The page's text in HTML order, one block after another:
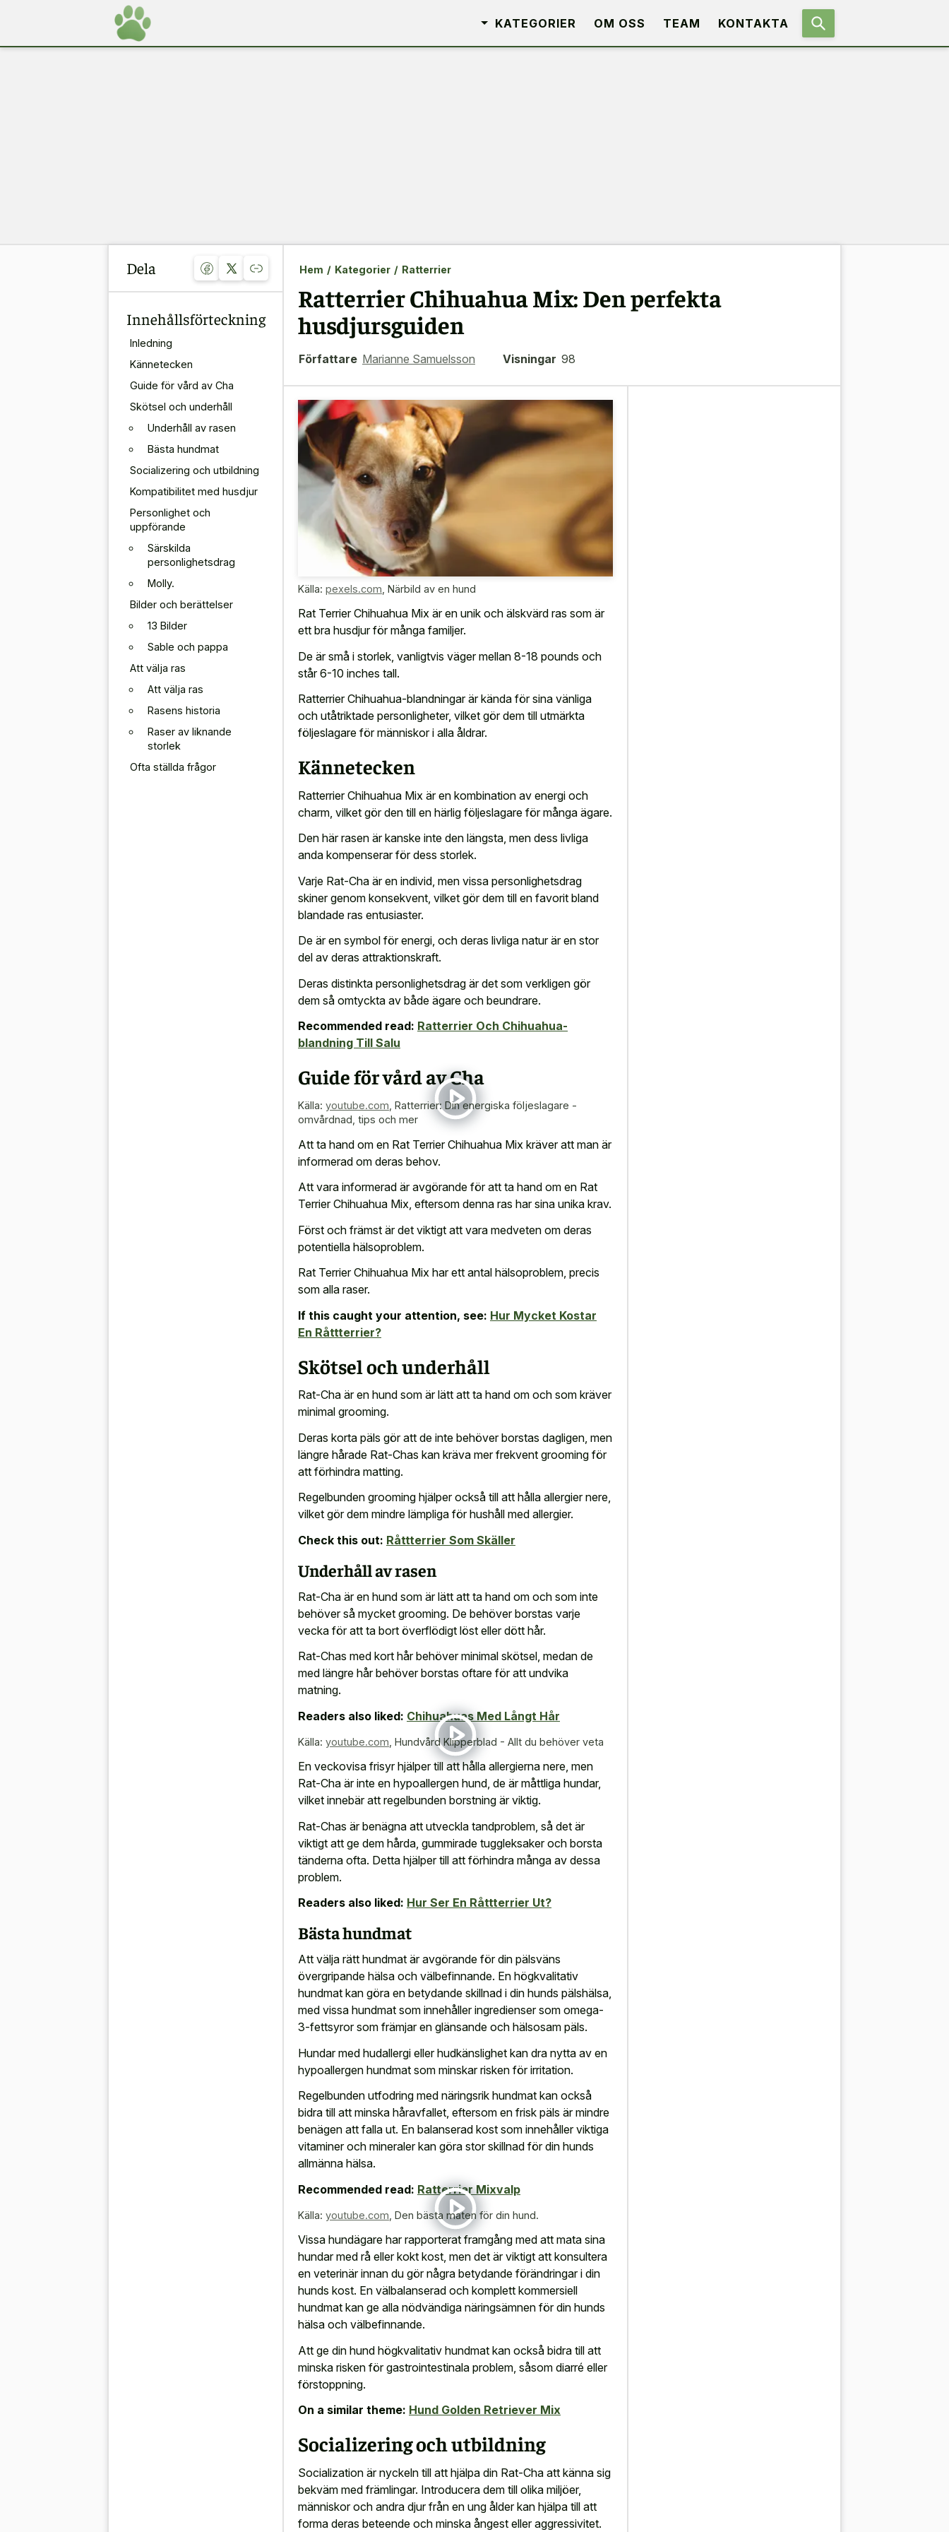
KATEGORIER OM OSS TEAM KONTAKTA
Dela
Innehållsförteckning
Inledning
Kännetecken
Guide för vård av Cha
Skötsel och underhåll
Underhåll av rasen
Bästa hundmat
Socializering och utbildning
Kompatibilitet med husdjur
Personlighet och
uppförande
Särskilda
personlighetsdrag
Molly.
Bilder och berättelser
13 Bilder
Sable och pappa
Att välja ras
Att välja ras
Rasens historia
Raser av liknande
storlek
Ofta ställda frågor
Hem / Kategorier / Ratterrier
Ratterrier Chihuahua Mix: Den perfekta
husdjursguiden
Författare Marianne Samuelsson Visningar 98
Källa: pexels.com Närbild av en hund
Rat Terrier Chihuahua Mix är en unik och älskvärd ras som är
ett bra husdjur för många familjer.
De är små i storlek, vanligtvis väger mellan 8-18 pounds och
står 6-10 inches tall.
Ratterrier Chihuahua-blandningar är kända för sina vänliga
och utåtriktade personligheter, vilket gör dem till utmärkta
följeslagare för människor i alla åldrar.
Kännetecken
Ratterrier Chihuahua Mix är en kombination av energi och
charm, vilket gör den till en härlig följeslagare för många ägare.
Den här rasen är kanske inte den längsta, men dess livliga
anda kompenserar för dess storlek.
Varje Rat-Cha är en individ, men vissa personlighetsdrag
skiner genom konsekvent, vilket gör dem till en favorit bland
blandade ras entusiaster.
De är en symbol för energi, och deras livliga natur är en stor
del av deras attraktionskraft.
Deras distinkta personlighetsdrag är det som verkligen gör
dem så omtyckta av både ägare och beundrare.
Recommended read: Ratterrier Och Chihuahua-
blandning Till Salu
Guide för vård av Cha
Källa: youtube.com Ratterrier: Din energiska följeslagare -
omvårdnad, tips och mer
Att ta hand om en Rat Terrier Chihuahua Mix kräver att man är
informerad om deras behov.
Att vara informerad är avgörande för att ta hand om en Rat
Terrier Chihuahua Mix, eftersom denna ras har sina unika krav.
Först och främst är det viktigt att vara medveten om deras
potentiella hälsoproblem.
Rat Terrier Chihuahua Mix har ett antal hälsoproblem, precis
som alla raser.
If this caught your attention, see: Hur Mycket Kostar
En Råttterrier?
Skötsel och underhåll
Rat-Cha är en hund som är lätt att ta hand om och som kräver
minimal grooming.
Deras korta päls gör att de inte behöver borstas dagligen, men
längre hårade Rat-Chas kan kräva mer frekvent grooming för
att förhindra matting.
Regelbunden grooming hjälper också till att hålla allergier nere,
vilket gör dem mindre lämpliga för hushåll med allergier.
Check this out: Råttterrier Som Skäller
Underhåll av rasen
Rat-Cha är en hund som är lätt att ta hand om och som inte
behöver så mycket grooming. De behöver borstas varje
vecka för att ta bort överflödigt löst eller dött hår.
Rat-Chas med kort hår behöver minimal skötsel, medan de
med längre hår behöver borstas oftare för att undvika
matning.
Readers also liked: Chihuahuas Med Långt Hår
Källa: youtube.com Hundvård Klipperblad - Allt du behöver veta
En veckovisa frisyr hjälper till att hålla allergierna nere, men
Rat-Cha är inte en hypoallergen hund, de är måttliga hundar,
vilket innebär att regelbunden borstning är viktig.
Rat-Chas är benägna att utveckla tandproblem, så det är
viktigt att ge dem hårda, gummirade tuggleksaker och borsta
tänderna ofta. Detta hjälper till att förhindra många av dessa
problem.
Readers also liked: Hur Ser En Råttterrier Ut?
Bästa hundmat
Att välja rätt hundmat är avgörande för din pälsväns
övergripande hälsa och välbefinnande. En högkvalitativ
hundmat kan göra en betydande skillnad i din hunds pälshälsa,
med vissa hundmat som innehåller ingredienser som omega-
3-fettsyror som främjar en glänsande och hälsosam päls.
Hundar med hudallergi eller hudkänslighet kan dra nytta av en
hypoallergen hundmat som minskar risken för irritation.
Regelbunden utfodring med näringsrik hundmat kan också
bidra till att minska håravfallet, eftersom en frisk päls är mindre
benägen att falla ut. En balanserad kost som innehåller viktiga
vitaminer och mineraler kan göra stor skillnad för din hunds
allmänna hälsa.
Recommended read: Ratterrier Mixvalp
Källa: youtube.com Den bästa maten för din hund.
Vissa hundägare har rapporterat framgång med att mata sina
hundar med rå eller kokt kost, men det är viktigt att konsultera
en veterinär innan du gör några betydande förändringar i din
hunds kost. En välbalanserad och komplett kommersiell
hundmat kan ge alla nödvändiga näringsämnen för din hunds
hälsa och välbefinnande.
Att ge din hund högkvalitativ hundmat kan också bidra till att
minska risken för gastrointestinala problem, såsom diarré eller
förstoppning.
On a similar theme: Hund Golden Retriever Mix
Socializering och utbildning
Socialization är nyckeln till att hjälpa din Rat-Cha att känna sig
bekväm med främlingar. Introducera dem till olika miljöer,
människor och andra djur från en ung ålder kan hjälpa till att
forma deras beteende och minska ångest eller aggressivitet.